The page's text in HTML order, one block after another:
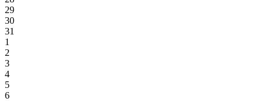
29
30
31
1
2
3
4
5
6